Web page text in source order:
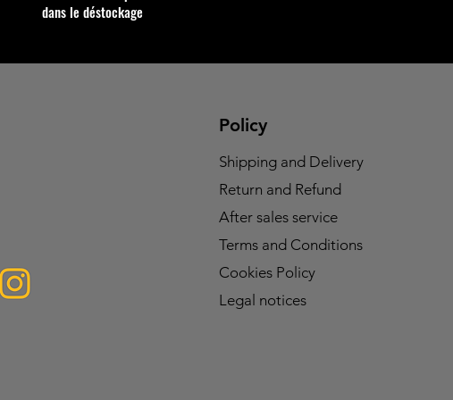
dans le déstockage
Policy
Shipping and Delivery
Return and Refund
After sales service
Terms and Conditions
Cookies Policy
Legal notices